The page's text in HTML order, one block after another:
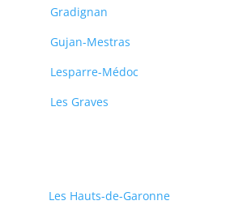
Gradignan
Gujan-Mestras
Lesparre-Médoc
Les Graves
Les Hauts-de-Garonne